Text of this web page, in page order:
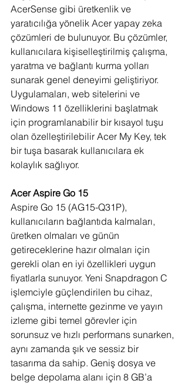
AcerSense gibi üretkenlik ve
yaratıcılığa yönelik Acer yapay zeka
çözümleri de bulunuyor. Bu çözümler,
kullanıcılara kişiselleştirilmiş çalışma,
yaratma ve bağlantı kurma yolları
sunarak genel deneyimi geliştiriyor.
Uygulamaları, web sitelerini ve
Windows 11 özelliklerini başlatmak
için programlanabilir bir kısayol tuşu
olan özelleştirilebilir Acer My Key, tek
bir tuşa basarak kullanıcılara ek
kolaylık sağlıyor.
Acer Aspire Go 15
Aspire Go 15 (AG15-Q31P),
kullanıcıların bağlantıda kalmaları,
üretken olmaları ve günün
getireceklerine hazır olmaları için
gerekli olan en iyi özellikleri uygun
fiyatlarla sunuyor. Yeni Snapdragon C
işlemciyle güçlendirilen bu cihaz,
çalışma, internette gezinme ve yayın
izleme gibi temel görevler için
sorunsuz ve hızlı performans sunarken,
aynı zamanda şık ve sessiz bir
tasarıma da sahip. Geniş dosya ve
belge depolama alanı için 8 GB’a